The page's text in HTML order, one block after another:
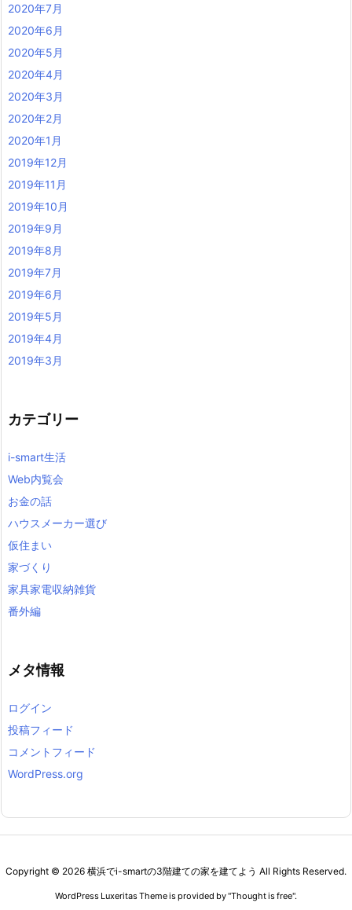
2020年7月
2020年6月
2020年5月
2020年4月
2020年3月
2020年2月
2020年1月
2019年12月
2019年11月
2019年10月
2019年9月
2019年8月
2019年7月
2019年6月
2019年5月
2019年4月
2019年3月
カテゴリー
i-smart生活
Web内覧会
お金の話
ハウスメーカー選び
仮住まい
家づくり
家具家電収納雑貨
番外編
メタ情報
ログイン
投稿フィード
コメントフィード
WordPress.org
Copyright © 2026 横浜でi-smartの3階建ての家を建てよう All Rights Reserved.
WordPress Luxeritas Theme is provided by "Thought is free".